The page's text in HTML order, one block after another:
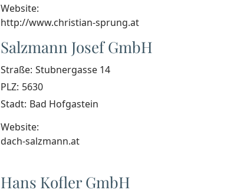
Website:
http://www.christian-sprung.at
Salzmann Josef GmbH
Straße: Stubnergasse 14
PLZ: 5630
Stadt: Bad Hofgastein
Website:
dach-salzmann.at
Hans Kofler GmbH